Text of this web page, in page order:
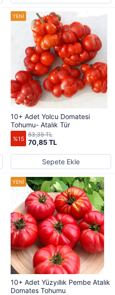
10+ Adet Yolcu Domatesi
Tohumu- Atalık Tür
%15 70,85 TL
83,35 TL
Sepete Ekle
10+ Adet Yüzyıllık Pembe Atalık
Domates Tohumu